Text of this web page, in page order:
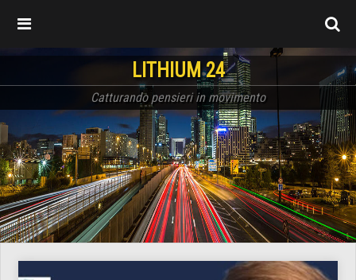
LITHIUM 24
Catturando pensieri in movimento